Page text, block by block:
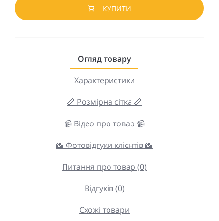
КУПИТИ
Огляд товару
Характеристики
📏 Розмірна сітка 📏
📹 Відео про товар 📹
📸 Фотовідгуки клієнтів 📸
Питання про товар (0)
Відгуків (0)
Схожі товари